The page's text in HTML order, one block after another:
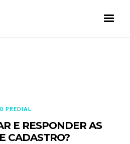
PREDIAL
E RESPONDER AS
CADASTRO?